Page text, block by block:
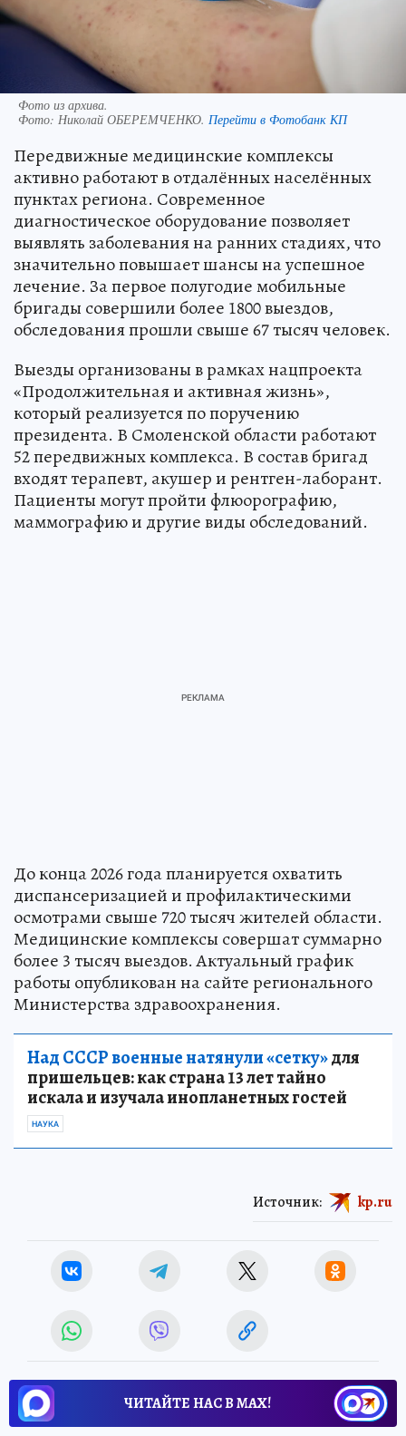
Фото из архива.
Фото: Николай ОБЕРЕМЧЕНКО. Перейти в Фотобанк КП
Передвижные медицинские комплексы
активно работают в отдалённых населённых
пунктах региона. Современное
диагностическое оборудование позволяет
выявлять заболевания на ранних стадиях, что
значительно повышает шансы на успешное
лечение. За первое полугодие мобильные
бригады совершили более 1800 выездов,
обследования прошли свыше 67 тысяч человек.
Выезды организованы в рамках нацпроекта
«Продолжительная и активная жизнь»,
который реализуется по поручению
президента. В Смоленской области работают
52 передвижных комплекса. В состав бригад
входят терапевт, акушер и рентген-лаборант.
Пациенты могут пройти флюорографию,
маммографию и другие виды обследований.
До конца 2026 года планируется охватить
диспансеризацией и профилактическими
осмотрами свыше 720 тысяч жителей области.
Медицинские комплексы совершат суммарно
более 3 тысяч выездов. Актуальный график
работы опубликован на сайте регионального
Министерства здравоохранения.
Над СССР военные натянули «сетку»для
пришельцев: как страна 13 лет тайно
искала и изучала инопланетных гостей
НАУКА
Источник: kp.ru
ЧИТАЙТЕ НАС В МАХ!